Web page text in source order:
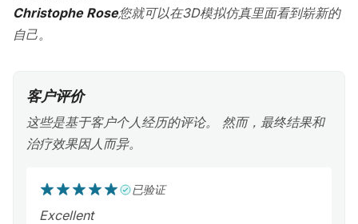
Christophe Rose您就可以在3D模拟仿真里面看到崭新的
自己。
客户评价
这些是基于客户个人经历的评论。 然而，最终结果和
治疗效果因人而异。
已验证
Excellent